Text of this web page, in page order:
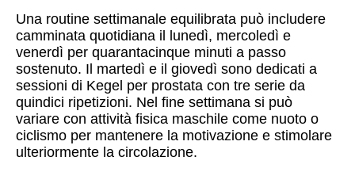
Una routine settimanale equilibrata può includere
camminata quotidiana il lunedì, mercoledì e
venerdì per quarantacinque minuti a passo
sostenuto. Il martedì e il giovedì sono dedicati a
sessioni di Kegel per prostata con tre serie da
quindici ripetizioni. Nel fine settimana si può
variare con attività fisica maschile come nuoto o
ciclismo per mantenere la motivazione e stimolare
ulteriormente la circolazione.